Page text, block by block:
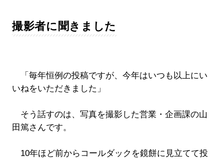
撮影者に聞きました
「毎年恒例の投稿ですが、今年はいつも以上にい
いねをいただきました」
そう話すのは、写真を撮影した営業・企画課の山
田篤さんです。
10年ほど前からコールダックを鏡餅に見立てて投